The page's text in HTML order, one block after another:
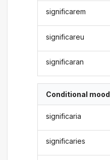
significarem
significareu
significaran
Conditional mood
significaria
significaries